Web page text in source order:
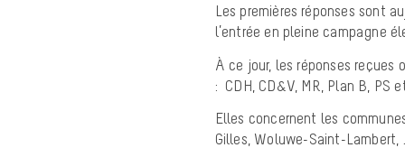
Les premières réponses sont
l’entrée en pleine campagne
À ce jour, les réponses
: CDH, CD&V, MR, Plan B, PS
Elles concernent les
Gilles, Woluwe-Saint-Lambert,